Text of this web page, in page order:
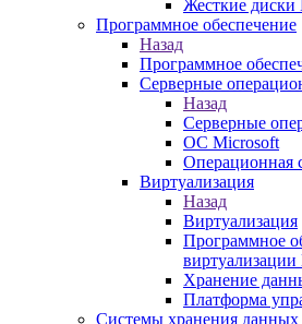
Жесткие
Программное обеспечение
Назад
Программное
Серверные
Назад
Серверные
ОС Microsoft
Операционная
Виртуализация
Назад
Виртуализация
Программное
Хранение
Платформа
Системы хранения данных